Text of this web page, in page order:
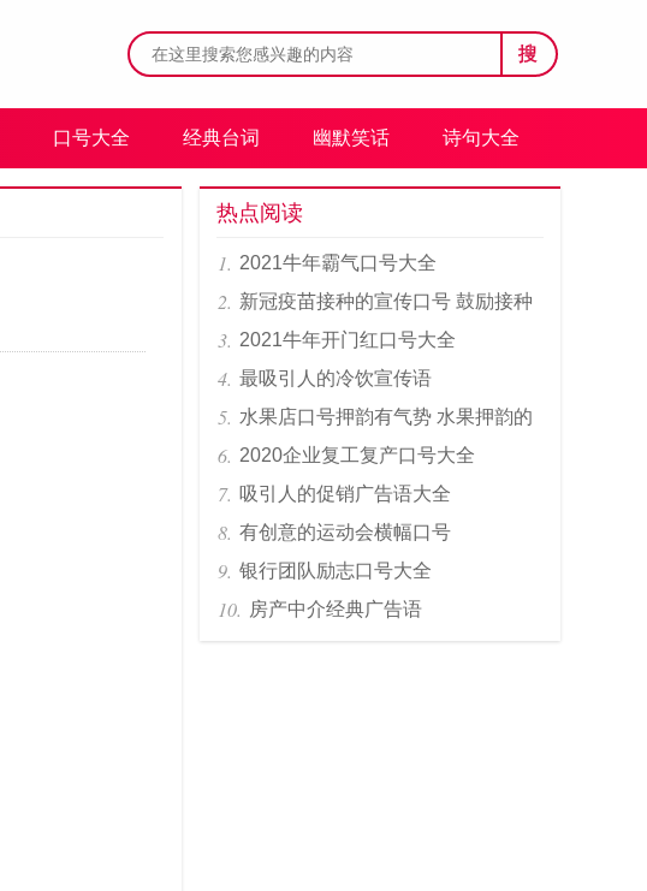
搜
口号大全 经典台词 幽默笑话 诗句大全
热点阅读
2021牛年霸气口号大全
新冠疫苗接种的宣传口号 鼓励接种
疫苗标语
2021牛年开门红口号大全
最吸引人的冷饮宣传语
水果店口号押韵有气势 水果押韵的
口号
2020企业复工复产口号大全
吸引人的促销广告语大全
有创意的运动会横幅口号
银行团队励志口号大全
房产中介经典广告语